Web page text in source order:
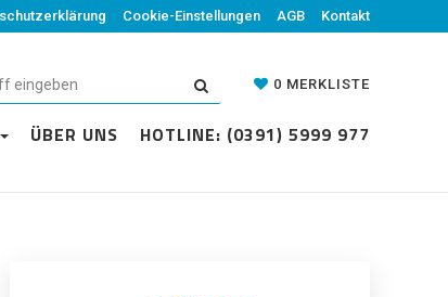
Cookie-Einstellungen AGB Kontakt
0 MERKLISTE
ÜBER UNS HOTLINE: (0391) 5999 977